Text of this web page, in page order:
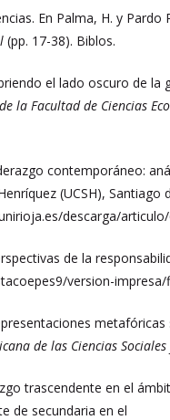
En Palma, H. y Pardo
(pp. 17-38). Biblos.
el lado oscuro de
la Facultad de Ciencias
contemporáneo:
(UCSH),
descarga/
de la
version-impresa/
de las Ciencias Sociales
trascendente en el
de secundaria en el